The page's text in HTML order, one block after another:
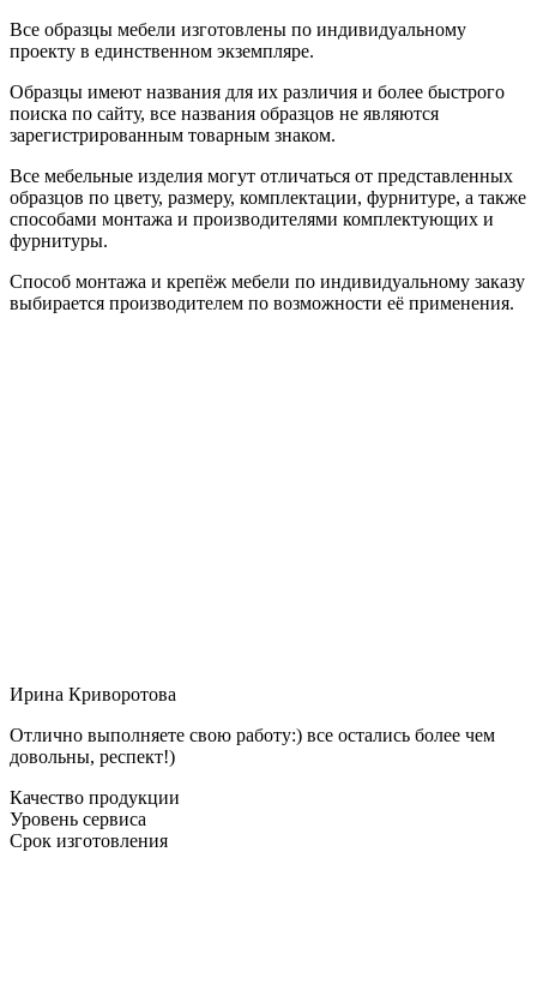
Все образцы мебели изготовлены по индивидуальному
проекту в единственном экземпляре.
Образцы имеют названия для их различия и более быстрого
поиска по сайту, все названия образцов не являются
зарегистрированным товарным знаком.
Все мебельные изделия могут отличаться от представленных
образцов по цвету, размеру, комплектации, фурнитуре, а также
способами монтажа и производителями комплектующих и
фурнитуры.
Способ монтажа и крепёж мебели по индивидуальному заказу
выбирается производителем по возможности её применения.
Ирина Криворотова
Отлично выполняете свою работу:) все остались более чем
довольны, респект!)
Качество продукции
Уровень сервиса
Срок изготовления